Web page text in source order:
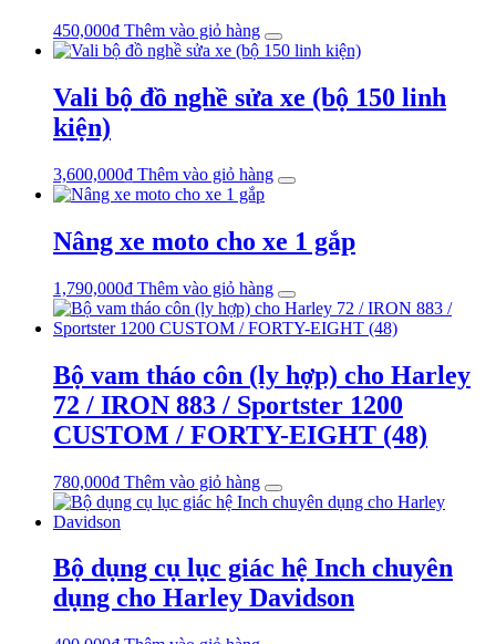
450,000₫ Thêm vào giỏ hàng
Vali bộ đồ nghề sửa xe (bộ 150 linh
kiện)
3,600,000₫ Thêm vào giỏ hàng
Nâng xe moto cho xe 1 gắp
1,790,000₫ Thêm vào giỏ hàng
Bộ vam tháo côn (ly hợp) cho Harley
72 / IRON 883 / Sportster 1200
CUSTOM / FORTY-EIGHT (48)
780,000₫ Thêm vào giỏ hàng
Bộ dụng cụ lục giác hệ Inch chuyên
dụng cho Harley Davidson